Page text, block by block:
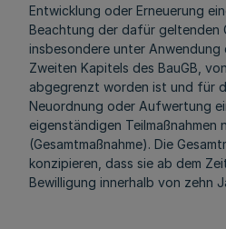
Entwicklung oder Erneuerung
Beachtung der dafür geltenden
insbesondere unter Anwendung
Zweiten Kapitels des BauGB,
abgegrenzt worden ist und für
Neuordnung oder Aufwertung
eigenständigen Teilmaßnahmen
(Gesamtmaßnahme). Die
konzipieren, dass sie ab dem
Bewilligung innerhalb von zehn